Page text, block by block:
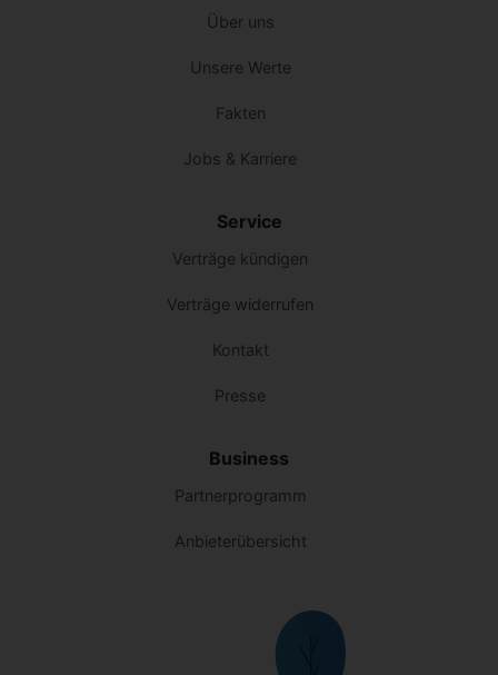
Über uns
Unsere Werte
Fakten
Jobs & Karriere
Service
Verträge kündigen
Verträge widerrufen
Kontakt
Presse
Business
Partnerprogramm
Anbieterübersicht